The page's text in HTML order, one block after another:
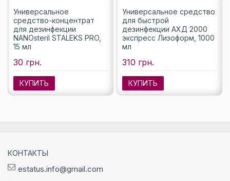
Универсальное
средство-концентрат
для дезинфекции
NANOsteril STALEKS PRO,
15 мл
30 грн.
КУПИТЬ
Универсальное средство
для быстрой
дезинфекции АХД 2000
экспресс Лизоформ, 1000
мл
310 грн.
КУПИТЬ
КОНТАКТЫ
estatus.info@gmail.com